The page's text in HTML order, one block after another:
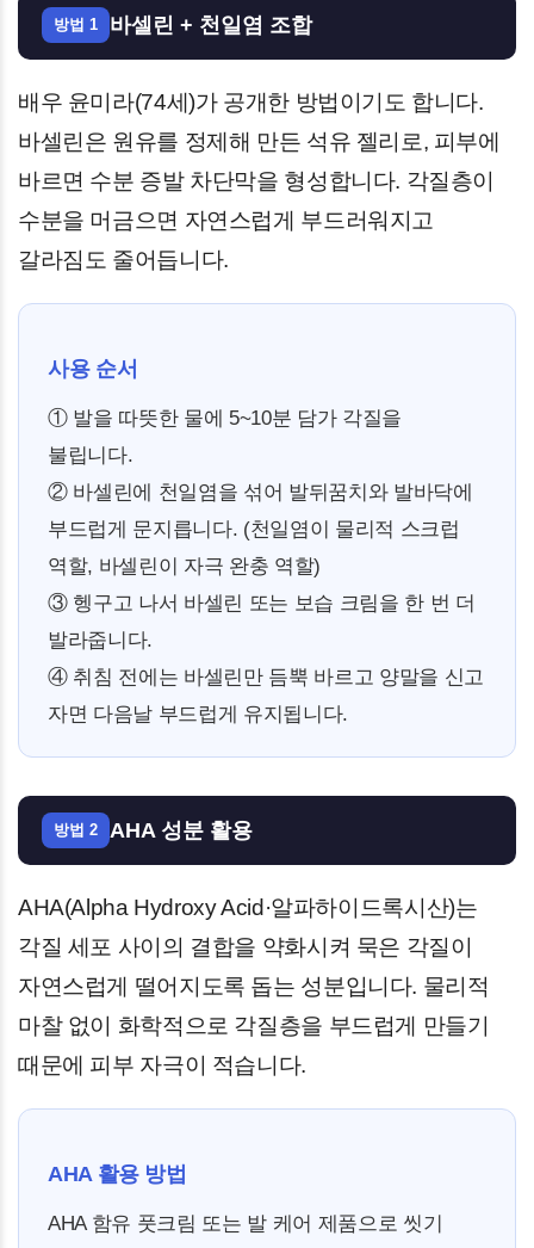
방법 1 바셀린 + 천일염 조합
배우 윤미라(74세)가 공개한 방법이기도 합니다.
바셀린은 원유를 정제해 만든 석유 젤리로, 피부에
바르면 수분 증발 차단막을 형성합니다. 각질층이
수분을 머금으면 자연스럽게 부드러워지고
갈라짐도 줄어듭니다.
사용 순서
① 발을 따뜻한 물에 5~10분 담가 각질을
불립니다.
② 바셀린에 천일염을 섞어 발뒤꿈치와 발바닥에
부드럽게 문지릅니다. (천일염이 물리적 스크럽
역할, 바셀린이 자극 완충 역할)
③ 헹구고 나서 바셀린 또는 보습 크림을 한 번 더
발라줍니다.
④ 취침 전에는 바셀린만 듬뿍 바르고 양말을 신고
자면 다음날 부드럽게 유지됩니다.
방법 2 AHA 성분 활용
AHA(Alpha Hydroxy Acid·알파하이드록시산)는
각질 세포 사이의 결합을 약화시켜 묵은 각질이
자연스럽게 떨어지도록 돕는 성분입니다. 물리적
마찰 없이 화학적으로 각질층을 부드럽게 만들기
때문에 피부 자극이 적습니다.
AHA 활용 방법
AHA 함유 풋크림 또는 발 케어 제품으로 씻기